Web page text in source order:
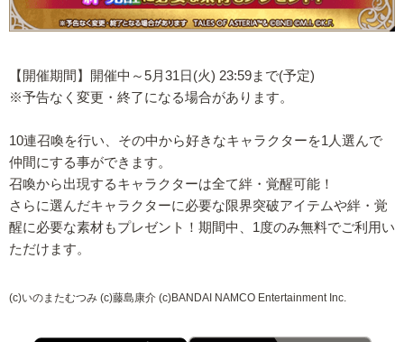
【開催期間】開催中～5月31日(火) 23:59まで(予定)
※予告なく変更・終了になる場合があります。
10連召喚を行い、その中から好きなキャラクターを1人選んで
仲間にする事ができます。
召喚から出現するキャラクターは全て絆・覚醒可能！
さらに選んだキャラクターに必要な限界突破アイテムや絆・覚
醒に必要な素材もプレゼント！期間中、1度のみ無料でご利用い
ただけます。
(c)いのまたむつみ (c)藤島康介 (c)BANDAI NAMCO Entertainment Inc.